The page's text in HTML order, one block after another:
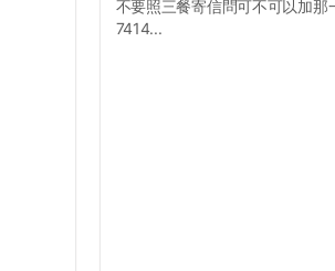
不要照三餐寄信問可不可以加那
7414...